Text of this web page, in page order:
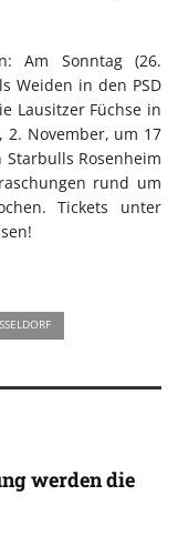
Am Sonntag (26.
Weiden in den PSD
Lausitzer Füchse in
2. November, um 17
Rosenheim
rund um
Tickets unter
werden die